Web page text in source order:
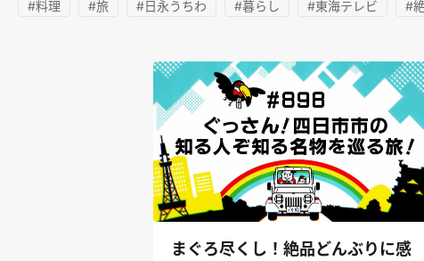
#料理 #旅 #日永うちわ #暮らし #東海テレビ #
まぐろ尽くし！絶品どんぶりに感